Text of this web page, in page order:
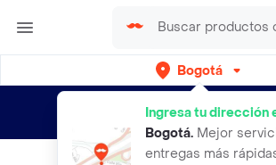
Bogotá
Ingresa tu dirección
Bogotá. Mejor
entregas más
envíos gratis por semanas